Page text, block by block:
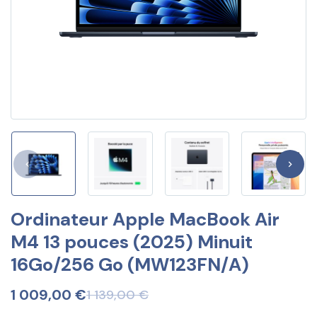
Ordinateur Apple MacBook Air
M4 13 pouces (2025) Minuit
16Go/256 Go (MW123FN/A)
1 139,00€
1 009,00 €